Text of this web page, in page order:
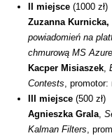
II miejsce (1000 zł)
Zuzanna Kurnicka,
powiadomień na
chmurową MS Azure
Kacper Misiaszek
Contests ,
III miejsce (500 zł)
Agnieszka Grala
Kalman Filters ,